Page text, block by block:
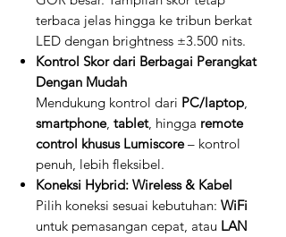
terbaca jelas hingga ke tribun berkat
LED dengan brightness ±3.500 nits.
Kontrol Skor dari Berbagai Perangkat
Dengan Mudah
Mendukung kontrol dari PC/laptop,
smartphone, tablet, hingga remote
control khusus Lumiscore– kontrol
penuh, lebih fleksibel.
Koneksi Hybrid: Wireless & Kabel
Pilih koneksi sesuai kebutuhan: WiFi
untuk pemasangan cepat, atau LAN